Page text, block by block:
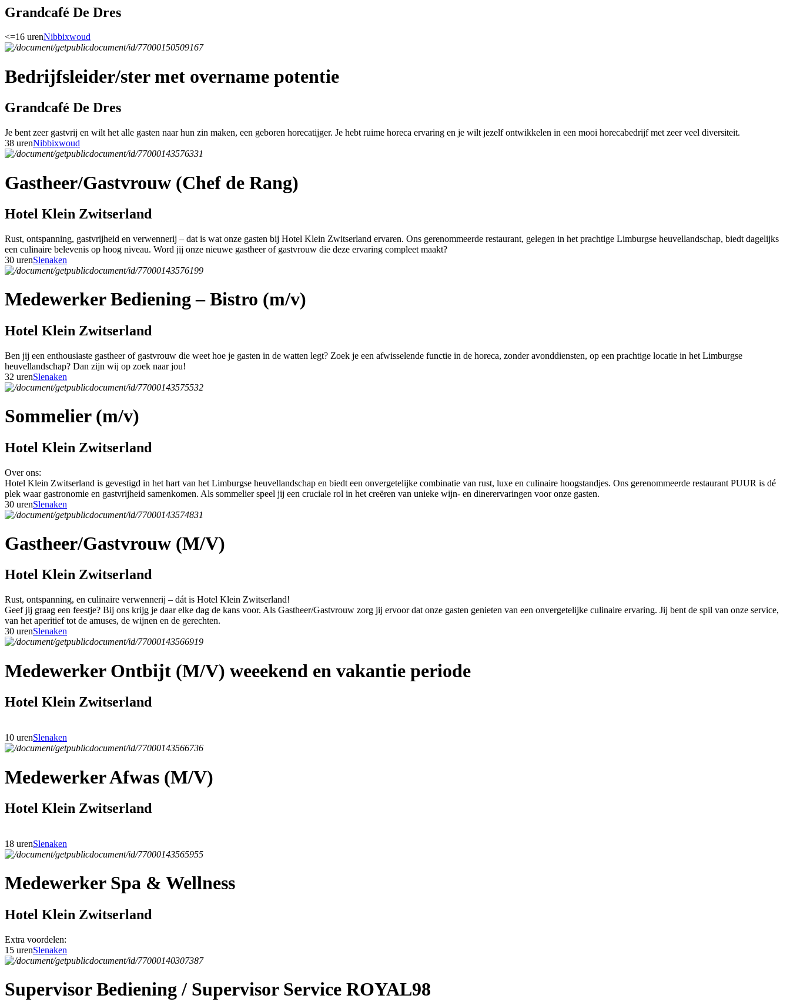
Grandcafé De Dres
<=16 urenNibbixwoud
Bedrijfsleider/ster met overname potentie
Grandcafé De Dres
Je bent zeer gastvrij en wilt het alle gasten naar hun zin maken, een geboren horecatijger. Je hebt ruime horeca ervaring en je wilt jezelf ontwikkelen in een mooi horecabedrijf met zeer veel diversiteit.
38 urenNibbixwoud
Gastheer/Gastvrouw (Chef de Rang)
Hotel Klein Zwitserland
Rust, ontspanning, gastvrijheid en verwennerij – dat is wat onze gasten bij Hotel Klein Zwitserland ervaren. Ons gerenommeerde restaurant, gelegen in het prachtige Limburgse heuvellandschap, biedt dagelijks
een culinaire belevenis op hoog niveau. Word jij onze nieuwe gastheer of gastvrouw die deze ervaring compleet maakt?
30 urenSlenaken
Medewerker Bediening – Bistro (m/v)
Hotel Klein Zwitserland
Ben jij een enthousiaste gastheer of gastvrouw die weet hoe je gasten in de watten legt? Zoek je een afwisselende functie in de horeca, zonder avonddiensten, op een prachtige locatie in het Limburgse
heuvellandschap? Dan zijn wij op zoek naar jou!
32 urenSlenaken
Sommelier (m/v)
Hotel Klein Zwitserland
Over ons:
Hotel Klein Zwitserland is gevestigd in het hart van het Limburgse heuvellandschap en biedt een onvergetelijke combinatie van rust, luxe en culinaire hoogstandjes. Ons gerenommeerde restaurant PUUR is dé
plek waar gastronomie en gastvrijheid samenkomen. Als sommelier speel jij een cruciale rol in het creëren van unieke wijn- en dinerervaringen voor onze gasten.
30 urenSlenaken
Gastheer/Gastvrouw (M/V)
Hotel Klein Zwitserland
Rust, ontspanning, en culinaire verwennerij – dát is Hotel Klein Zwitserland!
Geef jij graag een feestje? Bij ons krijg je daar elke dag de kans voor. Als Gastheer/Gastvrouw zorg jij ervoor dat onze gasten genieten van een onvergetelijke culinaire ervaring. Jij bent de spil van onze service,
van het aperitief tot de amuses, de wijnen en de gerechten.
30 urenSlenaken
Medewerker Ontbijt (M/V) weeekend en vakantie periode
Hotel Klein Zwitserland
10 urenSlenaken
Medewerker Afwas (M/V)
Hotel Klein Zwitserland
18 urenSlenaken
Medewerker Spa & Wellness
Hotel Klein Zwitserland
Extra voordelen:
15 urenSlenaken
Supervisor Bediening / Supervisor Service ROYAL98